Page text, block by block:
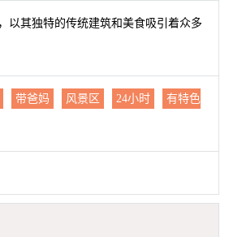
以其独特的传统建筑和美食吸引着众多
带爸妈 风景区 24小时 有特色